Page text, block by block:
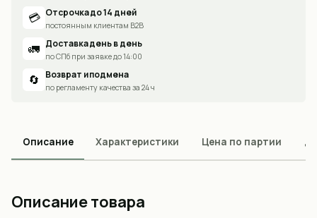
💳 Отсрочка до 14 дней
постоянным клиентам B2B
🚛 Доставка день в день
по СПб при заявке до 14:00
🔄 Возврат и подмена
по регламенту качества за 24 ч
Описание Характеристики Цена по партии
Описание товара